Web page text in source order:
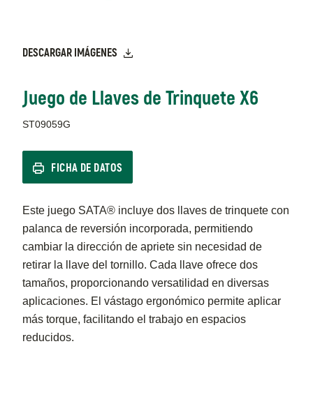
DESCARGAR IMÁGENES
Juego de Llaves de Trinquete X6
ST09059G
FICHA DE DATOS
Este juego SATA® incluye dos llaves de trinquete con
palanca de reversión incorporada, permitiendo
cambiar la dirección de apriete sin necesidad de
retirar la llave del tornillo. Cada llave ofrece dos
tamaños, proporcionando versatilidad en diversas
aplicaciones. El vástago ergonómico permite aplicar
más torque, facilitando el trabajo en espacios
reducidos.